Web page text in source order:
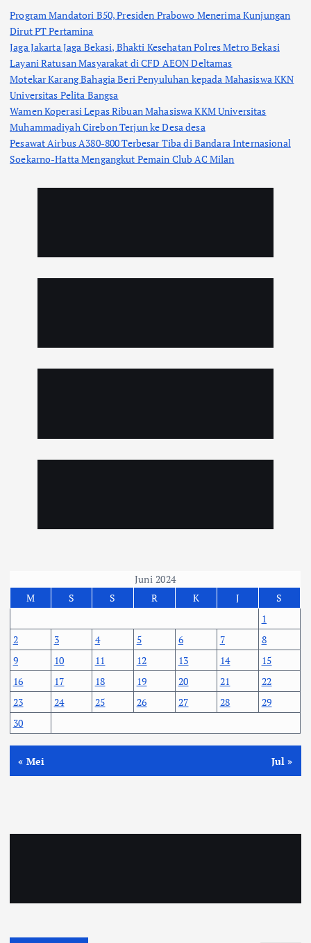
Program Mandatori B50, Presiden Prabowo Menerima Kunjungan
Dirut PT Pertamina
Jaga Jakarta Jaga Bekasi, Bhakti Kesehatan Polres Metro Bekasi
Layani Ratusan Masyarakat di CFD AEON Deltamas
Motekar Karang Bahagia Beri Penyuluhan kepada Mahasiswa KKN
Universitas Pelita Bangsa
Wamen Koperasi Lepas Ribuan Mahasiswa KKM Universitas
Muhammadiyah Cirebon Terjun ke Desa desa
Pesawat Airbus A380-800 Terbesar Tiba di Bandara Internasional
Soekarno-Hatta Mengangkut Pemain Club AC Milan
Juni 2024
M
S S R K J
S
1
2
3 4 5 6 7
8
9
10 11 12 13 14
15
16
17 18 19 20 21
22
23
24 25 26 27 28
29
30
« Mei Jul »